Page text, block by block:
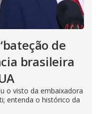
de
brasileira
o visto da embaixadora
entenda o histórico da